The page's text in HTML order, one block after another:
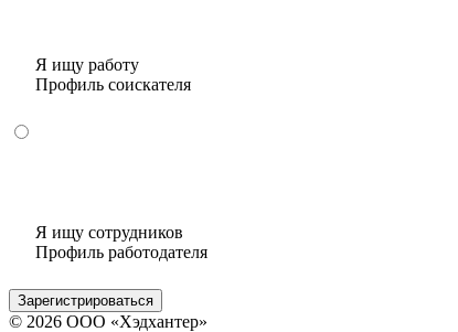
Я ищу работу
Профиль соискателя
Я ищу сотрудников
Профиль работодателя
Зарегистрироваться
© 2026 ООО «Хэдхантер»